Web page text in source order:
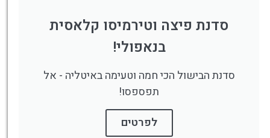
סדנת פיצה וטירמיסו קלאסית
בנאפולי!
סדנת הבישול הכי חמה וטעימה באיטליה - אל
תפספסו!
לפרטים